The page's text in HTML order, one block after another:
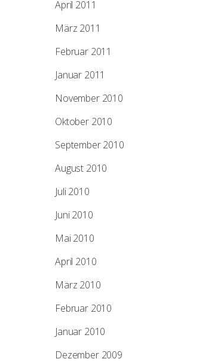
April 2011
März 2011
Februar 2011
Januar 2011
November 2010
Oktober 2010
September 2010
August 2010
Juli 2010
Juni 2010
Mai 2010
April 2010
März 2010
Februar 2010
Januar 2010
Dezember 2009